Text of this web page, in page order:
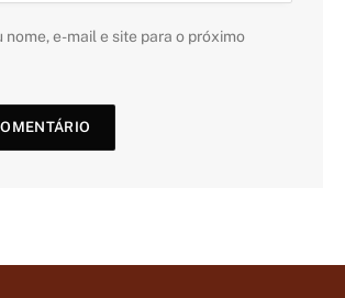
nome, e-mail e site para o próximo